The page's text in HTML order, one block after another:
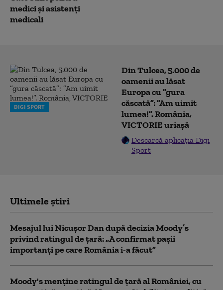
medici și asistenți
medicali
DIGI SPORT
Din Tulcea, 5.000 de
oamenii au lăsat
Europa cu ”gura
căscată”: ”Am uimit
lumea!”. România,
VICTORIE uriașă
Descarcă aplicația Digi
Sport
Ultimele știri
Mesajul lui Nicușor Dan după decizia Moody’s
privind ratingul de țară: „A confirmat pașii
importanți pe care România i-a făcut”
Moody's menține ratingul de țară al României, cu